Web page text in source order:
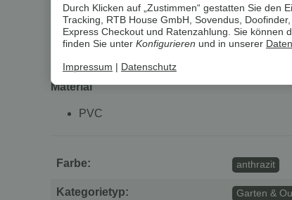
Vielfältige Anwendungsmöglichkeiten:
Maße
Material
PVC
Farbe: anthrazit
Kategorietyp: Garten &
Durch Klicken auf „Zustimmen“ gestatten Sie den
Tracking, RTB House GmbH, Sovendus,
Express Checkout und Ratenzahlung. Sie können
finden Sie unter Konfigurieren und in unserer
Impressum | Datenschutz